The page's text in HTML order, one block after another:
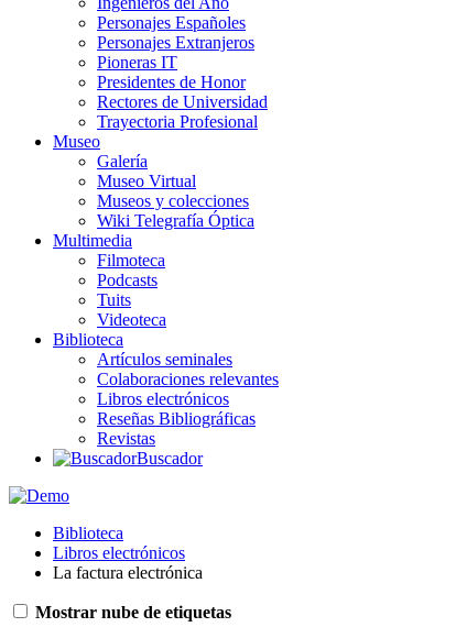
Personajes Españoles
Personajes Extranjeros
Pioneras IT
Presidentes de Honor
Rectores de Universidad
Trayectoria Profesional
Museo
Galería
Museo Virtual
Museos y colecciones
Wiki Telegrafía Óptica
Multimedia
Filmoteca
Podcasts
Tuits
Videoteca
Biblioteca
Artículos seminales
Colaboraciones relevantes
Libros electrónicos
Reseñas Bibliográficas
Revistas
Buscador
Biblioteca
Libros electrónicos
La factura electrónica
Mostrar nube de etiquetas